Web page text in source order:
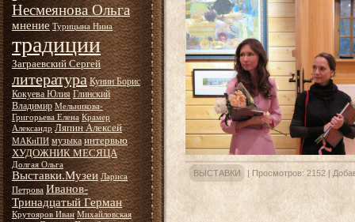
Несмеянова Ольга
мнение Турицына Нина
традиции
Заграевский Сергей
литература Кунин Борис
Кокуева Юлия Глинский
Владимир Мельникова-
Григорьева Елена Крамер
Александр Ляпин Алексей
МАКиПИ музыка интервью
ХУДОЖНИК МЕСЯЦА
Долгая Ольга
Выставки.Музеи Лариса
Петрова Иванов-
Тринадцатый Герман
Крутояров Иван Михайловская
ВЫСТАВКИ | Просмотров: 2152|